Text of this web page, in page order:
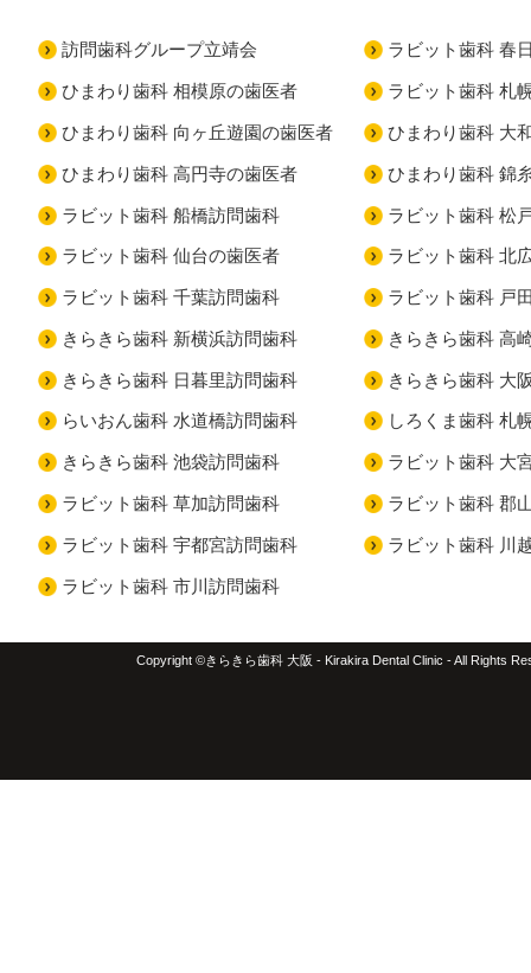
訪問歯科グループ立靖会 ラビット歯科 春
ひまわり歯科 相模原の歯医者 ラビット歯科 札
ひまわり歯科 向ヶ丘遊園の歯医者 ひまわり歯科 大
ひまわり歯科 高円寺の歯医者 ひまわり歯科 錦
ラビット歯科 船橋訪問歯科 ラビット歯科 松
ラビット歯科 仙台の歯医者 ラビット歯科 北
ラビット歯科 千葉訪問歯科 ラビット歯科 戸
きらきら歯科 新横浜訪問歯科 きらきら歯科 高
きらきら歯科 日暮里訪問歯科 きらきら歯科 大
らいおん歯科 水道橋訪問歯科 しろくま歯科 札
きらきら歯科 池袋訪問歯科 ラビット歯科 大
ラビット歯科 草加訪問歯科 ラビット歯科 郡
ラビット歯科 宇都宮訪問歯科 ラビット歯科 川
ラビット歯科 市川訪問歯科
Copyright ©きらきら歯科 大阪 - Kirakira Dental Clinic - All Rights